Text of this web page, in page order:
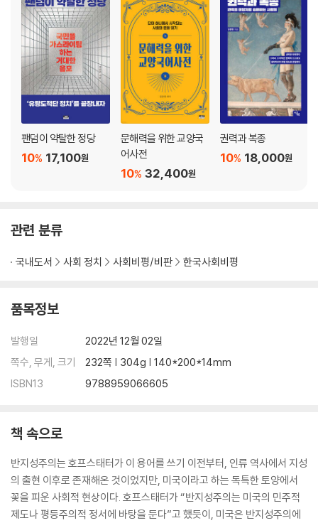
“괴물이 되어가는 586 운동권 선배님들” · 147 ｜ “국민의힘은 난장판
정당”이라는 적반하장 · 150 ｜ ‘위장 탈당’이 아니라고 우긴 민형배 · 153
｜ “민형배, 낙동강 오리알 되나” · 156 ｜ 민형배와 이재명의 화기애애한
상호 극찬 · 159 ｜ “정권 장악을 위해 착취당하는 광주” · 163 ｜ ‘위장 탈
당’과는 거리가 먼 권력관 · 167 ｜ 증오와 적개심을 키우는 ‘순교자 정치’ ·
170
제4장 : 왜 윤석열과 김건희는 자주 상식을 초월하는가?
윤석열, ‘건희의 남자’로만 만족하는가? · 178 ｜ 윤석열, ‘부정적 당파
성’의 약발이 떨어졌다 · 184 ｜ 윤석열 정권은 ‘둔감 정권’인가? · 192 ｜
팬덤이 약탈한 정당
17,100원
10%
문해력을 위한 교양국
어사전
32,400원
10%
권력과 복종
18,000원
10%
관련 분류
국내도서 사회 정치 사회비평/비판 한국사회비평
품목정보
발행일
2022년 12월 02일
쪽수, 무게, 크기
232쪽 | 304g | 140*200*14mm
ISBN13
9788959066605
책 속으로
반지성주의는 호프스태터가 이 용어를 쓰기 이전부터, 인류 역사에서 지성
의 출현 이후로 존재해온 것이었지만, 미국이라고 하는 독특한 토양에서
꽃을 피운 사회적 현상이다. 호프스태터가 “반지성주의는 미국의 민주적
제도나 평등주의적 정서에 바탕을 둔다”고 했듯이, 미국은 반지성주의에